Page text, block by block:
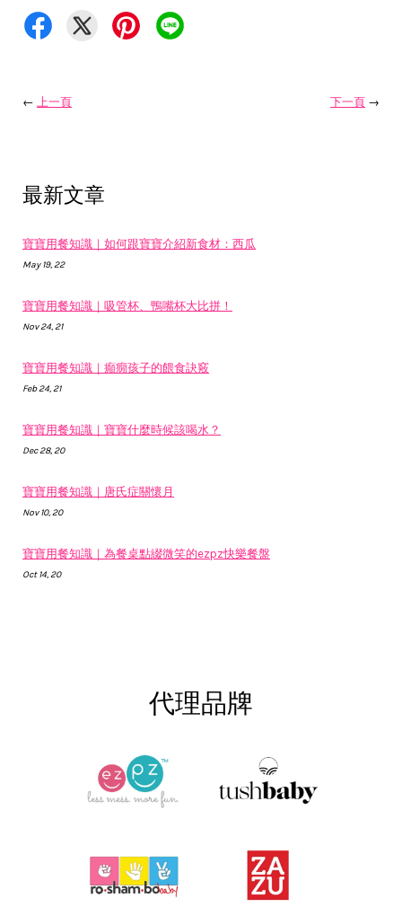
← 上一頁 下一頁 →
最新文章
寶寶用餐知識｜如何跟寶寶介紹新食材：西瓜
May 19, 22
寶寶用餐知識｜吸管杯、鴨嘴杯大比拼！
Nov 24, 21
寶寶用餐知識｜癲癇孩子的餵食訣竅
Feb 24, 21
寶寶用餐知識｜寶寶什麼時候該喝水？
Dec 28, 20
寶寶用餐知識｜唐氏症關懷月
Nov 10, 20
寶寶用餐知識｜為餐桌點綴微笑的ezpz快樂餐盤
Oct 14, 20
代理品牌